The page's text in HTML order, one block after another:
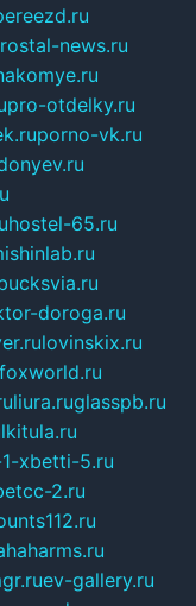
news.ru
pro-otdelky.ru
porno-vk.ru
hostel-65.ru
doroga.ru
lovinskix.ru
liura.ruglasspb.ru
xbetti-5.ru
2.ru
ev-gallery.ru